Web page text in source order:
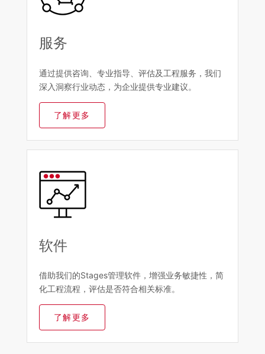
服务
通过提供咨询、专业指导、评估及工程服务，我们
深入洞察行业动态，为企业提供专业建议。
了解更多
软件
借助我们的Stages管理软件，增强业务敏捷性，简
化工程流程，评估是否符合相关标准。
了解更多